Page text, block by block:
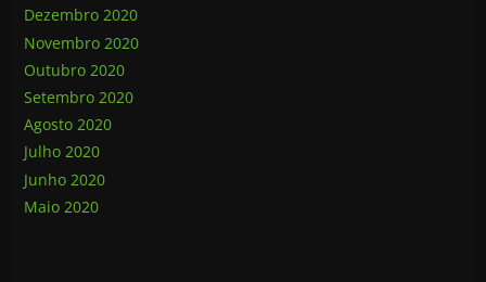
Dezembro 2020
Novembro 2020
Outubro 2020
Setembro 2020
Agosto 2020
Julho 2020
Junho 2020
Maio 2020